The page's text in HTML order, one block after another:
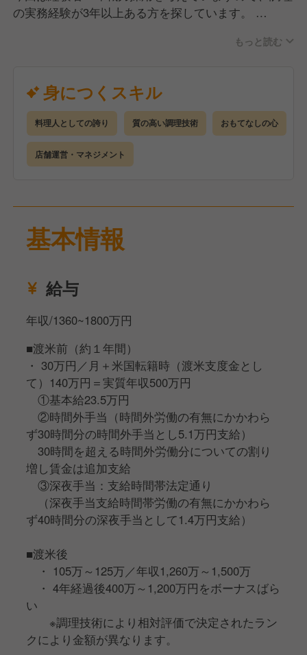
の実務経験が3年以上ある方を探しています。
して入社。
まずはお店の看板を背負える職人になれるように、国
内の加盟店舗で1年間修行を積んでいただきます。
大将・親方から定期的に評価、社内に共有いただき、
面談も実施していきます。
※成長スピードや出店状況により、期間は延びる可能
ていきます。
《渡米後》
呼びます)
発揮していただきます。
■店舗について
店舗エリアはニューヨークやロサンゼルス、ラスベガ
スなどを予定。
コースのみの提供、14席(予定)のカウンター営業とな
ります。
メニューは大将・親方が監修し、食材も日本のお店で
使っているものと出来る限り同じ食材を空輸、お店を
忠実に再現していきます。
に大きな経験になることでしょう。
一流の料理人・職人になりたい…！
日本食の魅力を世界に届けたい…！
将来の独立に向けて経験を積みたい、しっかり稼ぎた
い…！
もっと読む
身につくスキル
料理人としての誇り 質の高い調理技術 おもてなしの心
店舗運営・マネジメント
基本情報
給与
年収/1360~1800万円
■渡米前（約１年間）
・ 30万円／月＋米国転籍時（渡米支度金とし
て）140万円＝実質年収500万円
①基本給23.5万円
②時間外手当（時間外労働の有無にかかわら
ず30時間分の時間外手当とし5.1万円支給）
30時間を超える時間外労働分についての割り
増し賃金は追加支給
③深夜手当：支給時間帯法定通り
（深夜手当支給時間帯労働の有無にかかわら
ず40時間分の深夜手当として1.4万円支給）
■渡米後
・ 105万～125万／年収1,260万～1,500万
・ 4年経過後400万～1,200万円をボーナスばら
い
※調理技術により相対評価で決定されたラン
クにより金額が異なります。